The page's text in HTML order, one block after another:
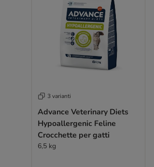
3 varianti
Advance Veterinary Diets
Hypoallergenic Feline
Crocchette per gatti
6,5 kg